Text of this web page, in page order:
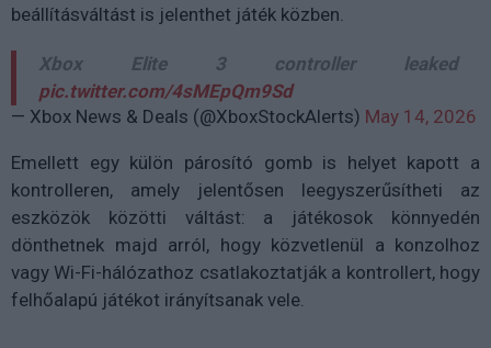
beállításváltást is jelenthet játék közben.
Xbox Elite 3 controller leaked
pic.twitter.com/4sMEpQm9Sd
— Xbox News & Deals (@XboxStockAlerts) May 14, 2026
Emellett egy külön párosító gomb is helyet kapott a
kontrolleren, amely jelentősen leegyszerűsítheti az
eszközök közötti váltást: a játékosok könnyedén
dönthetnek majd arról, hogy közvetlenül a konzolhoz
vagy Wi-Fi-hálózathoz csatlakoztatják a kontrollert, hogy
felhőalapú játékot irányítsanak vele.